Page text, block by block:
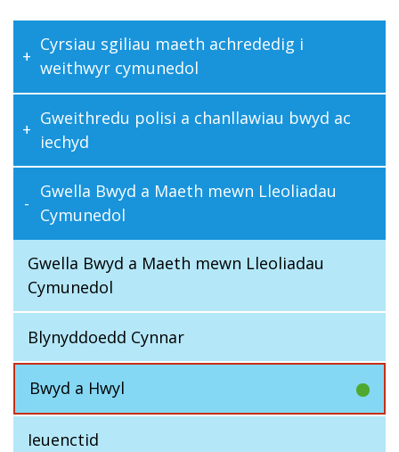
Cyrsiau sgiliau maeth achrededig i
weithwyr cymunedol
Gweithredu polisi a chanllawiau bwyd ac
iechyd
Gwella Bwyd a Maeth mewn Lleoliadau
Cymunedol
Gwella Bwyd a Maeth mewn Lleoliadau
Cymunedol
Blynyddoedd Cynnar
Bwyd a Hwyl
Ieuenctid